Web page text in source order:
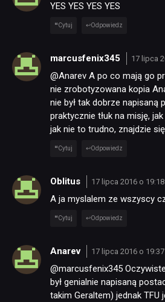
YES YES YES YES
Cytuj Odpowiedz
marcusfenix345 17 lipca
@Anarev A po co mają go
nie zrobotyzowana kopia
nie był tak dobrze napisaną
praktycznie tłuk na misję,
jak nie to trudno, znajdzie
Cytuj Odpowiedz
Oblitus 17 lipca 2016 o 19:18
A ja myslalem ze wszyscy
Cytuj Odpowiedz
Anarev 17 lipca 2016 o 19:37
@marcusfenix345
był genialnie napisaną
takim Geraltem) jednak TFU